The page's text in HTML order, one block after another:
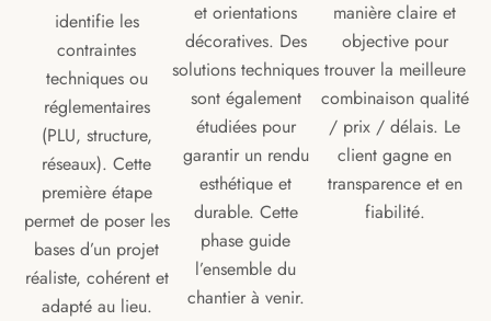
identifie les
contraintes
techniques ou
réglementaires
(PLU, structure,
réseaux). Cette
première étape
permet de poser les
bases d’un projet
réaliste, cohérent et
adapté au lieu.
et orientations
décoratives. Des
solutions techniques
sont également
étudiées pour
garantir un rendu
esthétique et
durable. Cette
phase guide
l’ensemble du
chantier à venir.
manière claire et
objective pour
trouver la meilleure
combinaison qualité
/ prix / délais. Le
client gagne en
transparence et en
fiabilité.